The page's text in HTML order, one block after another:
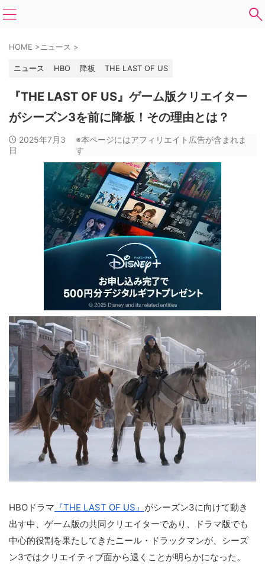
HOME >ニュース >
ニュース HBO 降板 THE LAST OF US
『THE LAST OF US』ゲーム版クリエイター
がシーズン3を前に降板！その理由とは？
2025年7月3
日
※本ページにはアフィリエイト広告が含まれま
す
HBOドラマ 『THE LAST OF US』 がシーズン3に向けて動き
出す中、ゲーム版の共同クリエイターであり、ドラマ版でも
中心的役割を果たしてきたニール・ドラックマンが、シーズ
ン3ではクリエイティブ面から退くことが明らかになった。